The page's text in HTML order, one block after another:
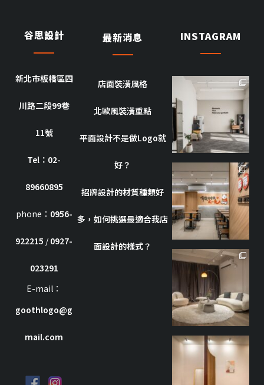
谷思設計
新北市板橋區四
川路二段99巷
11號
Tel：02-
89660895
phone： 0956-
922215 /0927-
023291
E-mail：
goothlogo@g
mail.com
最新消息
店面裝潢風格
北歐風裝潢重點
平面設計不是做Logo就
好？
招牌設計的材質種類好
多，如何挑選最適合我店
面設計的樣式？
INSTAGRAM
goothdesign
10 月 8
goothdesign
10 月 7
goothdesign
7 月 8
goothdesign
9 月 27